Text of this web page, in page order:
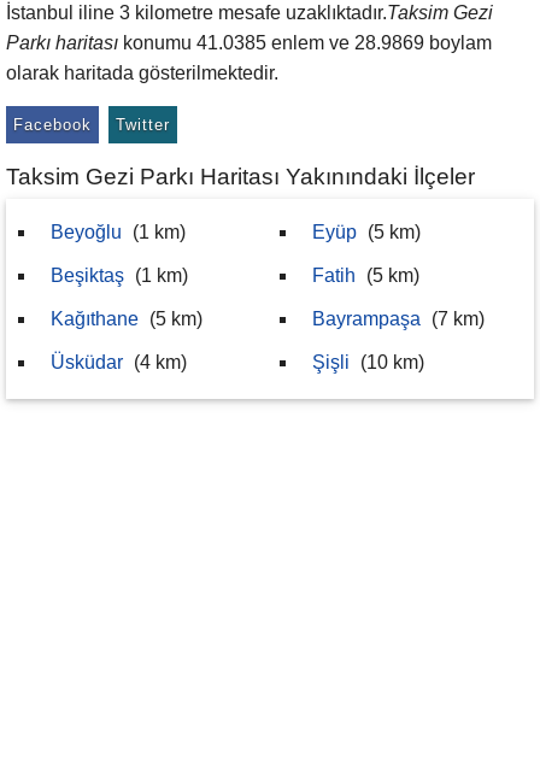
İstanbul iline 3 kilometre mesafe uzaklıktadır.Taksim Gezi
Parkı haritası konumu 41.0385 enlem ve 28.9869 boylam
olarak haritada gösterilmektedir.
Facebook Twitter
Taksim Gezi Parkı Haritası Yakınındaki İlçeler
Beyoğlu (1 km)
Beşiktaş (1 km)
Kağıthane (5 km)
Üsküdar (4 km)
Eyüp (5 km)
Fatih (5 km)
Bayrampaşa (7 km)
Şişli (10 km)